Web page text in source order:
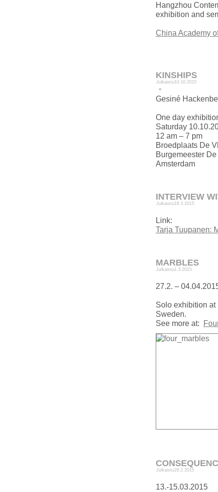
Hangzhou
exhibition and
China Academy
KINSHIPS
Julkaistu10.10.2015
Gesiné
One day
Saturday
12 am – 7 pm
Broedplaats De
Burgemeester
Amsterdam
INTERVIEW
Julkaistu18.3.2015
Link:
Tarja Tuupanen:
MARBLES
Julkaistu1.3.2015
27.2. –
Solo exhibition at
Sweden.
See more at:
Julkaistu28.2.2015
13.-15.03.2015